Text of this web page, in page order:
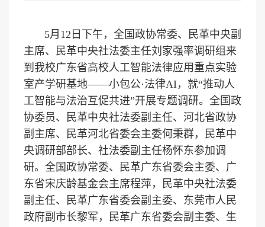
5月12日下午，全国政协常委、民革中央副
主席、民革中央社法委主任刘家强率调研组来
到我校广东省高校人工智能法律应用重点实验
室产学研基地——小包公·法律AI，就“推动人
工智能与法治互促共进”开展专题调研。全国政
协委员、民革中央社法委副主任、河北省政协
副主席、民革河北省委会主委何秉群，民革中
央调研部部长、社法委副主任杨怀东参加调
研。全国政协常委、民革广东省委会主委、广
东省宋庆龄基金会主席程萍，民革中央社法委
副主任、民革广东省委会副主委、东莞市人民
政府副市长黎军，民革广东省委会副主委、生